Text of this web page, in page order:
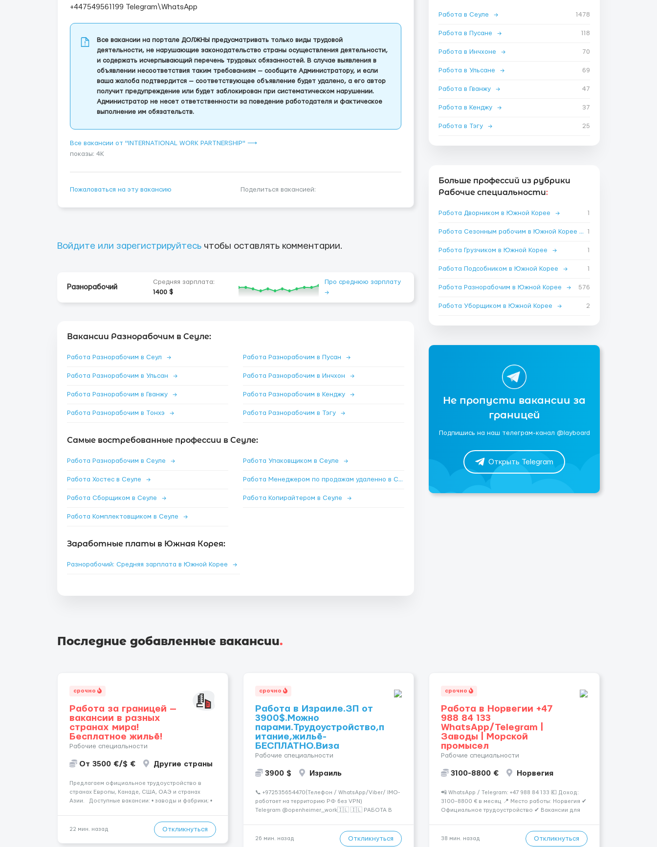
+447549561199 Telegram\WhatsApp
Все вакансии на портале ДОЛЖНЫ предусматривать только виды трудовой
деятельности, не нарушающие законодательство страны осуществления деятельности,
и содержать исчерпывающий перечень трудовых обязанностей. В случае выявления в
объявлении несоответствия таким требованиям — сообщите Администратору, и если
ваша жалоба подтвердится — соответствующее объявление будет удалено, а его автор
получит предупреждение или будет заблокирован при систематическом нарушении.
Администратор не несет ответственности за поведение работодателя и фактическое
выполнение им обязательств.
Все вакансии от "INTERNATIONAL WORK PARTNERSHIP" ⟶
показы: 4K
Пожаловаться на эту вакансию Поделиться вакансией:
Войдите или зарегистрируйтесь чтобы оставлять комментарии.
Разнорабочий
Средняя зарплата:
1400 $
Про среднюю зарплату
→
Вакансии Разнорабочим в Сеуле:
Работа Разнорабочим в Сеул → Работа Разнорабочим в Пусан →
Работа Разнорабочим в Ульсан → Работа Разнорабочим в Инчхон →
Работа Разнорабочим в Гванжу → Работа Разнорабочим в Кенджу →
Работа Разнорабочим в Тонхэ → Работа Разнорабочим в Тэгу →
Самые востребованные профессии в Сеуле:
Работа Разнорабочим в Сеуле → Работа Упаковщиком в Сеуле →
Работа Хостес в Сеуле → Работа Менеджером по продажам удаленно в Сеуле
Работа Сборщиком в Сеуле → Работа Копирайтером в Сеуле →
Работа Комплектовщиком в Сеуле →
Заработные платы в Южная Корея:
Разнорабочий: Средняя зарплата в Южной Корее →
Работа в Сеуле → 1478
Работа в Пусане → 118
Работа в Инчхоне → 70
Работа в Ульсане → 69
Работа в Гванжу → 47
Работа в Кенджу → 37
Работа в Тэгу → 25
Больше профессий из рубрики
Рабочие специальности:
Работа Дворником в Южной Корее → 1
Работа Сезонным рабочим в Южной Корее→ 1
Работа Грузчиком в Южной Корее → 1
Работа Подсобником в Южной Корее → 1
Работа Разнорабочим в Южной Корее → 576
Работа Уборщиком в Южной Корее → 2
Не пропусти вакансии за
границей
Подпишись на наш телеграм-канал @layboard
Открыть Telegram
Последние добавленные вакансии.
срочно
Работа за границей —
вакансии в разных
странах мира!
Бесплатное жильё!
Рабочие специальности
От 3500 €/$ € Другие страны
Предлагаем официальное трудоустройство в
странах Европы, Канаде, США, ОАЭ и странах
Азии. Доступные вакансии: • заводы и фабрики; •
(различные категории); •...
22 мин. назад Откликнуться
срочно
Работа в Израиле.ЗП от
3900$.Можно
парами.Трудоустройство,п
итание,жильё-
БЕСПЛАТНО.Виза
Рабочие специальности
3900 $ Израиль
📞 +972535654470(Телефон / WhatsApp/Viber/ IMO-
работает на территорию РФ без VPN)
Telegram @openheimer_work🇮🇱 🇮🇱 РАБОТА В
в развитой и цивилизованной стране? Хотите
26 мин. назад Откликнуться
срочно
Работа в Норвегии +47
988 84 133
WhatsApp/Telegram |
Заводы | Морской
промысел
Рабочие специальности
3100-8800 € Норвегия
📲 WhatsApp / Telegram: +47 988 84 133 💶 Доход:
3100–8800 € в месяц 📍 Место работы: Норвегия ✔
Официальное трудоустройство ✔ Вакансии для
Помощь с оформлением рабочей визы D и ВНЖ 📅
38 мин. назад Откликнуться